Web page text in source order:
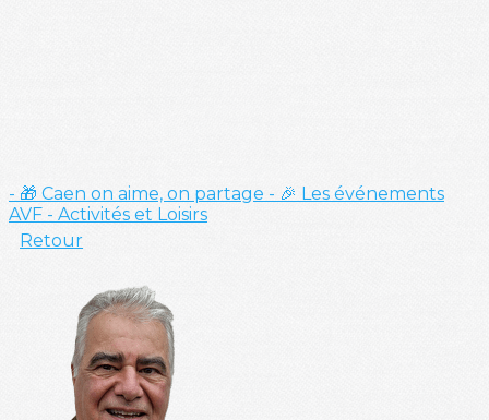
- 🎁 Caen on aime, on partage - 🎉 Les événements
AVF - Activités et Loisirs
Retour